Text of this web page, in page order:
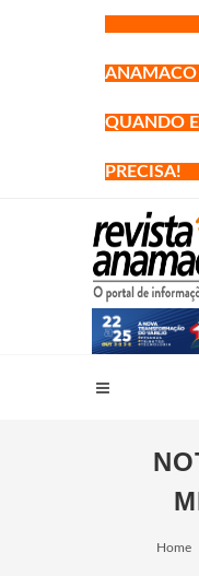
ANAMACO
QUANDO
PRECISA!
Home